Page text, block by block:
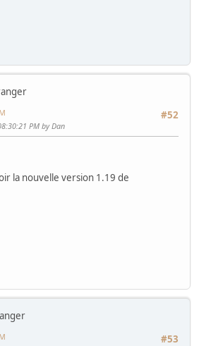
#52
PM by Dan
la nouvelle version 1.19 de
#53